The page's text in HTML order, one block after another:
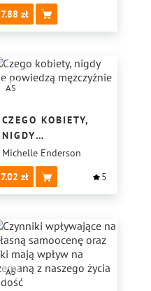
7.88
A5
CZEGO KOBIETY,
NIGDY
NIE POWIEDZĄ
MĘŻCZYŹNIE
Michelle Enderson
7.02
5
A5